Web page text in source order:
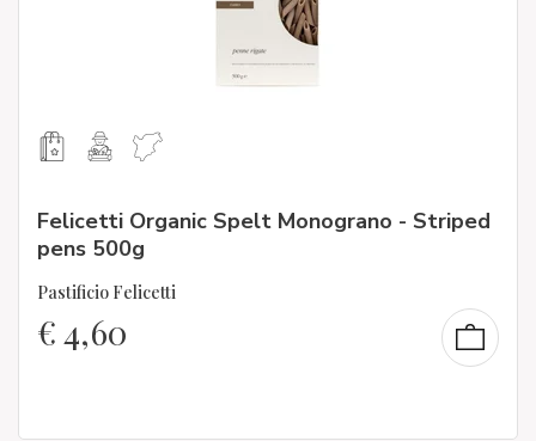
Felicetti Organic Spelt Monograno - Striped
pens 500g
Pastificio Felicetti
€4,60